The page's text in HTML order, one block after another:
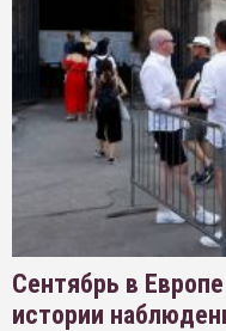
Сентябрь в
истории